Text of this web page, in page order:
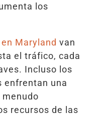
los
Maryland van
el tráfico, cada
Incluso los
enfrentan una
recursos de las